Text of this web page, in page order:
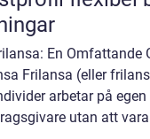
En Omfattande
Frilansa (eller
arbetar på
utan att